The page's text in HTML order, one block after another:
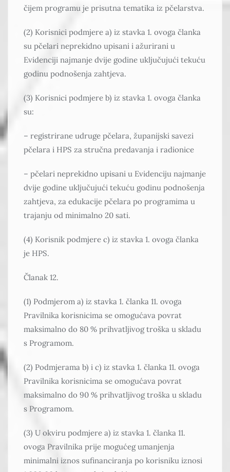
čijem programu je prisutna tematika iz pčelarstva.
(2) Korisnici podmjere a) iz stavka 1. ovoga članka
su pčelari neprekidno upisani i ažurirani u
Evidenciji najmanje dvije godine uključujući tekuću
godinu podnošenja zahtjeva.
(3) Korisnici podmjere b) iz stavka 1. ovoga članka
su:
– registrirane udruge pčelara, županijski savezi
pčelara i HPS za stručna predavanja i radionice
– pčelari neprekidno upisani u Evidenciju najmanje
dvije godine uključujući tekuću godinu podnošenja
zahtjeva, za edukacije pčelara po programima u
trajanju od minimalno 20 sati.
(4) Korisnik podmjere c) iz stavka 1. ovoga članka
je HPS.
Članak 12.
(1) Podmjerom a) iz stavka 1. članka 11. ovoga
Pravilnika korisnicima se omogućava povrat
maksimalno do 80 % prihvatljivog troška u skladu
s Programom.
(2) Podmjerama b) i c) iz stavka 1. članka 11. ovoga
Pravilnika korisnicima se omogućava povrat
maksimalno do 90 % prihvatljivog troška u skladu
s Programom.
(3) U okviru podmjere a) iz stavka 1. članka 11.
ovoga Pravilnika prije mogućeg umanjenja
minimalni iznos sufinanciranja po korisniku iznosi